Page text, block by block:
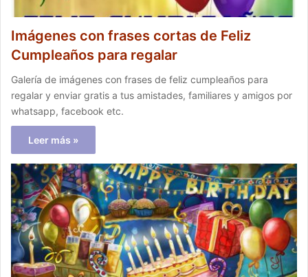
Imágenes con frases cortas de Feliz
Cumpleaños para regalar
Galería de imágenes con frases de feliz cumpleaños para
regalar y enviar gratis a tus amistades, familiares y amigos por
whatsapp, facebook etc.
Leer más »